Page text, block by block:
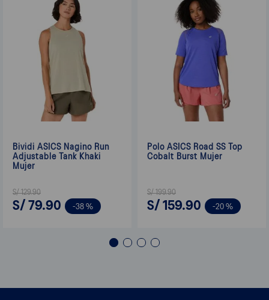
Bividi ASICS Nagino Run
Adjustable Tank Khaki
Mujer
S/ 129.90
S/ 79.90 -38 %
Polo ASICS Road SS Top
Cobalt Burst Mujer
S/ 199.90
S/ 159.90 -20 %